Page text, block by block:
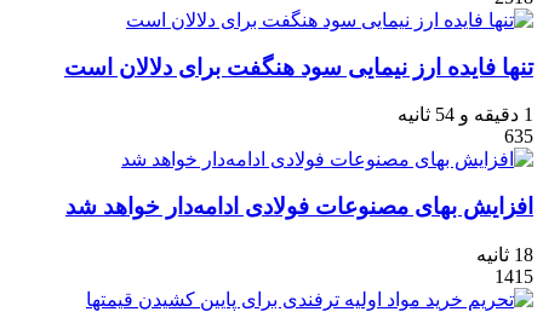
تنها فایده ارز نیمایی سود هنگفت برای دلالان است
1 دقیقه و 54 ثانیه
635
افزایش بهای مصنوعات فولادی ادامه‏‏‌دار خواهد شد
18 ثانیه
1415